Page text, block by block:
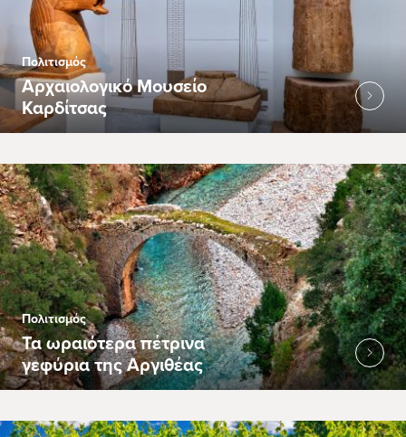
Πολιτισμός
Αρχαιολογικό Μουσείο
Καρδίτσας
Πολιτισμός
Τα ωραιότερα πέτρινα
γεφύρια της Αργιθέας